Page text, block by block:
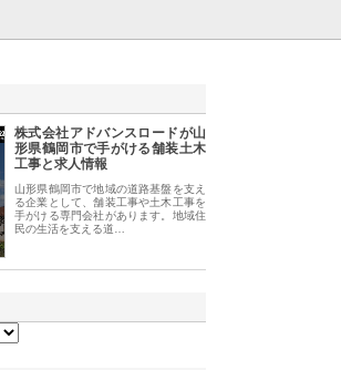
株式会社アドバンスロードが山
形県鶴岡市で手がける舗装土木
工事と求人情報
山形県鶴岡市で地域の道路基盤を支え
る企業として、舗装工事や土木工事を
手がける専門会社があります。地域住
民の生活を支える道…